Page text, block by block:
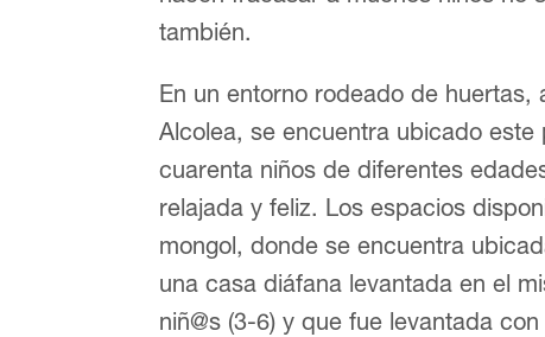
también.
En un entorno rodeado de
Alcolea, se encuentra ubicado
cuarenta niños de diferentes
relajada y feliz. Los espacios
mongol, donde se encuentra
una casa diáfana levantada en el
niñ@s (3-6) y que fue levantada